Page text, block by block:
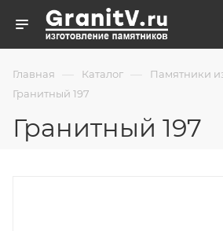
Главная — Каталог — Памятники
Гранитный 197
Гранитный 197